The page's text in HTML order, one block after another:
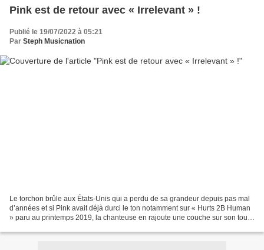
Pink est de retour avec « Irrelevant » !
Publié le 19/07/2022 à 05:21
Par Steph Musicnation
Le torchon brûle aux États-Unis qui a perdu de sa grandeur depuis pas mal
d’années et si Pink avait déjà durci le ton notamment sur « Hurts 2B Human
» paru au printemps 2019, la chanteuse en rajoute une couche sur son tout